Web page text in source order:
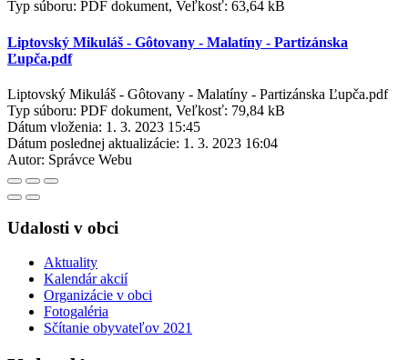
Typ súboru: PDF dokument, Veľkosť: 63,64 kB
Liptovský Mikuláš - Gôtovany - Malatíny - Partizánska
Ľupča.pdf
Liptovský Mikuláš - Gôtovany - Malatíny - Partizánska Ľupča.pdf
Typ súboru: PDF dokument, Veľkosť: 79,84 kB
Dátum vloženia: 1. 3. 2023 15:45
Dátum poslednej aktualizácie: 1. 3. 2023 16:04
Autor: Správce Webu
Udalosti v obci
Aktuality
Kalendár akcií
Organizácie v obci
Fotogaléria
Sčítanie obyvateľov 2021